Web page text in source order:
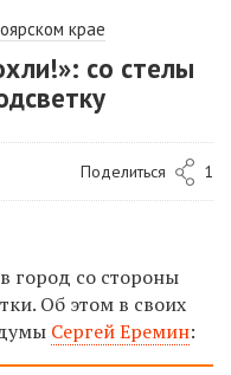
крае
со стелы
Поделиться 1
город со стороны
Об этом в своих
Сергей Еремин: